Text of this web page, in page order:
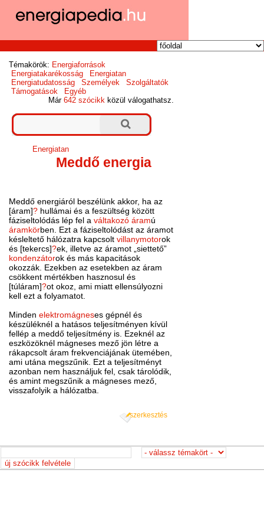
Témakörök: Energiaforrások
Energiatakarékosság
Energiatan
Energiatudatosság
Személyek
Szolgáltatók
Támogatások
Egyéb
Már642 szócikk közül válogathatsz.
Energiatan
Meddő energia
Meddő energiáról beszélünk akkor, ha az
[áram]? hullámai és a feszültség között
fáziseltolódás lép fel aváltakozó áramú
áramkörben. Ezt a fáziseltolódást az áramot
késleltető hálózatra kapcsoltvillanymotorok
és [tekercs]?ek, illetve az áramot „siettető”
kondenzátorok és más kapacitások
okozzák. Ezekben az esetekben az áram
csökkent mértékben hasznosul és
[túláram]?ot okoz, ami miatt ellensúlyozni
kell ezt a folyamatot.
Mindenelektromágneses gépnél és
készüléknél a hatásos teljesítményen kívül
fellép a meddő teljesítmény is. Ezeknél az
eszközöknél mágneses mező jön létre a
rákapcsolt áram frekvenciájának ütemében,
ami utána megszűnik. Ezt a teljesítményt
azonban nem használjuk fel, csak tárolódik,
és amint megszűnik a mágneses mező,
visszafolyik a hálózatba.
szerkesztés